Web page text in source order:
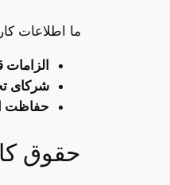
ما اطلاعات
الزامات
شرکای
حفاظت
حقوق